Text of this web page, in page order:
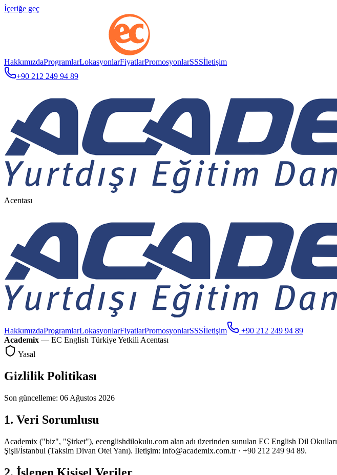
İçeriğe geç
HakkımızdaProgramlarLokasyonlarFiyatlarPromosyonlarSSSİletişim
+90 212 249 94 89
Acentası
HakkımızdaProgramlarLokasyonlarFiyatlarPromosyonlarSSSİletişim
+90 212 249 94 89
Academix — EC English Türkiye Yetkili Acentası
Yasal
Gizlilik Politikası
Son güncelleme: 06 Ağustos 2026
1. Veri Sorumlusu
Academix ("biz", "Şirket"), ecenglishdilokulu.com alan adı üzerinden sunulan EC English Dil Okulları
Şişli/İstanbul (Taksim Divan Otel Yanı). İletişim: info@academix.com.tr· +90 212 249 94 89.
2. İşlenen Kişisel Veriler